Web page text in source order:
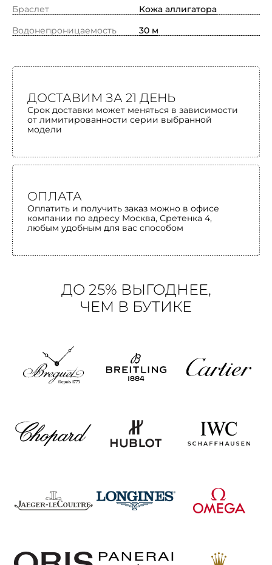
Браслет
Кожа аллигатора
Водонепроницаемость
30 м
ДОСТАВИМ ЗА 21 ДЕНЬ
Срок доставки может меняться в зависимости
от лимитированности серии выбранной
модели
ОПЛАТА
Оплатить и получить заказ можно в офисе
компании по адресу Москва, Сретенка 4,
любым удобным для вас способом
ДО 25% ВЫГОДНЕЕ,
ЧЕМ В БУТИКЕ